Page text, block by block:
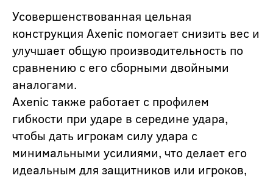
Усовершенствованная цельная
конструкция Axenic помогает снизить вес и
улучшает общую производительность по
сравнению с его сборными двойными
аналогами.
Axenic также работает с профилем
гибкости при ударе в середине удара,
чтобы дать игрокам силу удара с
минимальными усилиями, что делает его
идеальным для защитников или игроков,